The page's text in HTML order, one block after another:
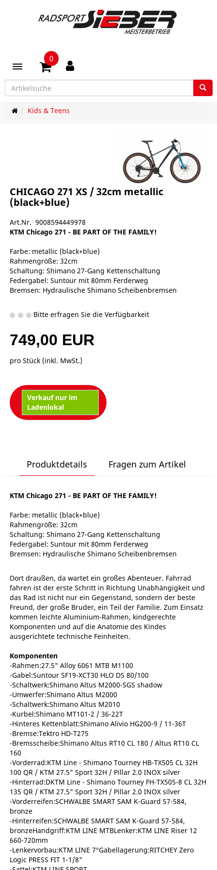
Toggle navigation
0
Kids & Teens
CHICAGO 271 XS / 32cm metallic
(black+blue)
Art.Nr. 9008594449978
KTM Chicago 271 - BE PART OF THE FAMILY!
Farbe: metallic (black+blue)
Rahmengröße: 32cm
Schaltung: Shimano 27-Gang Kettenschaltung
Federgabel: Suntour mit 80mm Ferderweg
Bremsen: Hydraulische Shimano Scheibenbremsen
Bitte erfragen Sie die Verfügbarkeit
749,00 EUR
pro Stück (inkl. MwSt.)
Verkauf nur im
Ladenlokal
Produktdetails Fragen zum Artikel
KTM Chicago 271 - BE PART OF THE FAMILY!
Farbe: metallic (black+blue)
Rahmengröße: 32cm
Schaltung: Shimano 27-Gang Kettenschaltung
Federgabel: Suntour mit 80mm Ferderweg
Bremsen: Hydraulische Shimano Scheibenbremsen
Dort draußen, da wartet ein großes Abenteuer. Fahrrad
fahren ist der erste Schritt in Richtung Unabhängigkeit und
das Rad ist nicht nur ein Gegenstand, sondern der beste
Freund, der große Bruder, ein Teil der Familie. Zum Einsatz
kommen leichte Aluminium-Rahmen, kindgerechte
Komponenten und auf die Anatomie des Kindes
ausgerichtete technische Feinheiten.
Komponenten
-Rahmen:27.5" Alloy 6061 MTB M1100
-Gabel:Suntour SF19-XCT30 HLO DS 80/100
-Schaltwerk:Shimano Altus M2000-SGS shadow
-Umwerfer:Shimano Altus M2000
-Schaltwerk:Shimano Altus M2010
-Kurbel:Shimano MT101-2 / 36-22T
-Hinteres Kettenblatt:Shimano Alivio HG200-9 / 11-36T
-Bremse:Tektro HD-T275
-Bremsscheibe:Shimano Altus RT10 CL 180 / Altus RT10 CL
160
-Vorderrad:KTM Line - Shimano Tourney HB-TX505 CL 32H
100 QR / KTM 27.5" Sport 32H / Pillar 2.0 INOX silver
-Hinterrad:DKTM Line - Shimano Tourney FH-TX505-8 CL 32H
135 QR / KTM 27.5" Sport 32H / Pillar 2.0 INOX silver
-Vorderreifen:SCHWALBE SMART SAM K-Guard 57-584,
bronze
-Hinterreifen:SCHWALBE SMART SAM K-Guard 57-584,
bronzeHandgriff:KTM LINE MTBLenker:KTM LINE Riser 12
660-720mm
-Lenkervorbau:KTM LINE 7°Gabellagerung:RITCHEY Zero
Logic PRESS FIT 1-1/8"